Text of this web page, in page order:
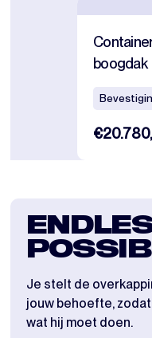
boogdak
Je stelt de
jouw behoefte,
wat hij moet doen.